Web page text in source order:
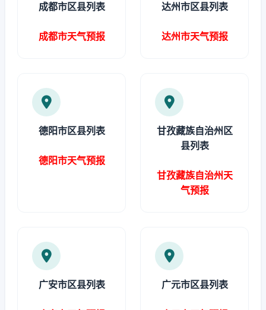
成都市区县列表
成都市天气预报
达州市区县列表
达州市天气预报
德阳市区县列表
德阳市天气预报
甘孜藏族自治州区
县列表
甘孜藏族自治州天
气预报
广安市区县列表 广元市区县列表